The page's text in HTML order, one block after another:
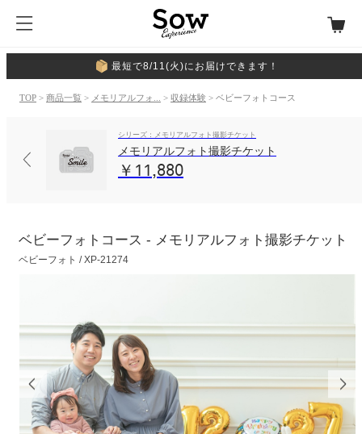
最短で8/11(火)にお届けできます！
TOP > 商品一覧 > メモリアルフォ... > 収録体験 > ベビーフォトコース
シリーズ：メモリアルフォト撮影チケット
メモリアルフォト撮影チケット
￥11,880
ベビーフォトコース - メモリアルフォト撮影チケット
ベビーフォト / XP-21274